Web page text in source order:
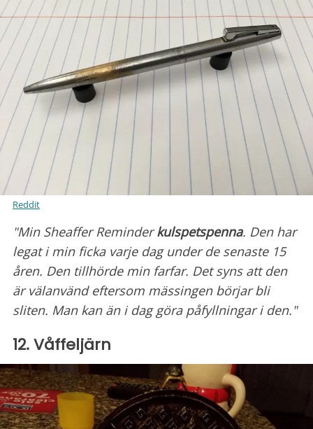
Reddit
"Min Sheaffer Reminderkulspetspenna. Den har
legat i min ficka varje dag under de senaste 15
åren. Den tillhörde min farfar. Det syns att den
är välanvänd eftersom mässingen börjar bli
sliten. Man kan än i dag göra påfyllningar i den."
12. Våffeljärn